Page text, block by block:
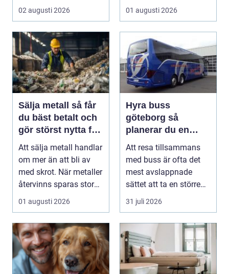
02 augusti 2026
bevara en viktig plats...
01 augusti 2026
Sälja metall så får
du bäst betalt och
gör störst nytta för
miljön
Att sälja metall handlar
om mer än att bli av
med skrot. När metaller
återvinns sparas stora
mängder...
01 augusti 2026
Hyra buss
göteborg så
planerar du en
trygg och smidig
gruppresa
Att resa tillsammans
med buss är ofta det
mest avslappnade
sättet att ta en större
grupp från punkt ...
31 juli 2026